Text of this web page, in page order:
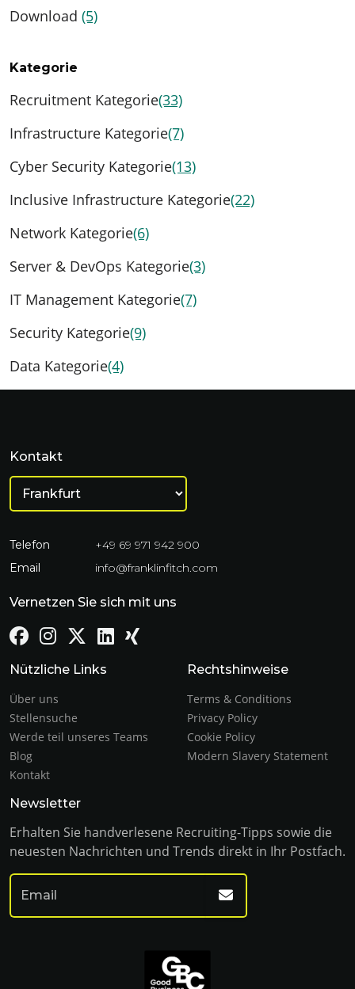
Download (5)
Kategorie
Recruitment Kategorie(33)
Infrastructure Kategorie(7)
Cyber Security Kategorie(13)
Inclusive Infrastructure Kategorie(22)
Network Kategorie(6)
Server & DevOps Kategorie(3)
IT Management Kategorie(7)
Security Kategorie(9)
Data Kategorie(4)
Kontakt
Telefon
+49 69 971 942 900
Email
info@franklinfitch.com
Vernetzen Sie sich mit uns
Nützliche Links
Über uns
Stellensuche
Werde teil unseres Teams
Blog
Kontakt
Rechtshinweise
Terms & Conditions
Privacy Policy
Cookie Policy
Modern Slavery Statement
Newsletter
Erhalten Sie handverlesene Recruiting-Tipps sowie die
neuesten Nachrichten und Trends direkt in Ihr Postfach.